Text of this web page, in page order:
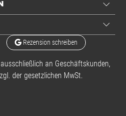
Rezension schreiben
an Geschäftskunden,
der gesetzlichen MwSt.